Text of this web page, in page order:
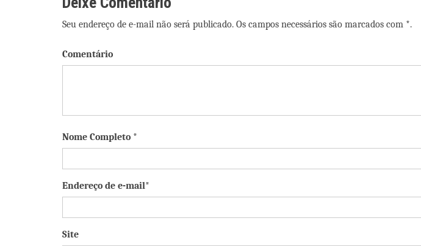
Seu endereço de e-mail não será publicado. Os campos necessários são marcados com *.
Comentário
Nome Completo *
Endereço de e-mail*
Site